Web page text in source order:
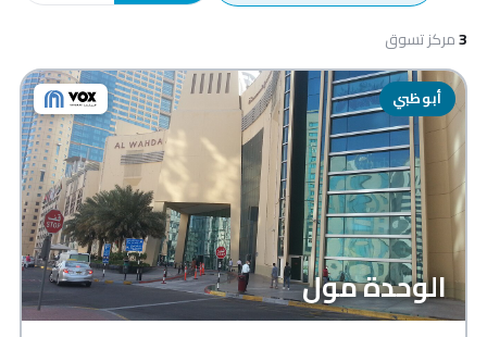
3مركز تسوق
أبوظبي
الوحدة مول